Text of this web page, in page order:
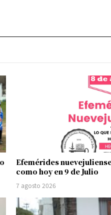
Efemérides
como hoy en 9 de Julio
7 agosto 2026